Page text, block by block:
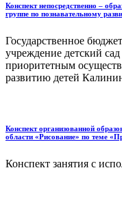
Конспект непосредственно –
группе по познавательному
Государственное
учреждение детский
приоритетным
развитию детей
Конспект организованной
области «Рисование» по теме
Конспект занятия с